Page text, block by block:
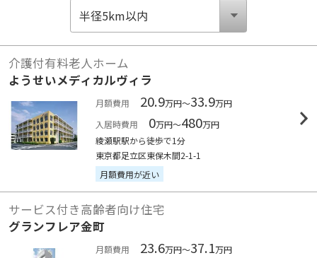
介護付有料老人ホーム
ようせいメディカルヴィラ
月額費用 20.9万円～33.9万円
入居時費用
0万円～480万円
綾瀬駅駅から徒歩で1分
東京都足立区東保木間2-1-1
月額費用が近い
サービス付き高齢者向け住宅
グランフレア金町
月額費用 23.6万円～37.1万円